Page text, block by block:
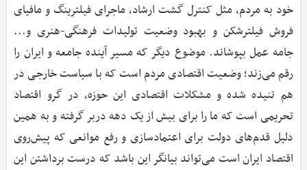
خود به مردم، مثل کنترل گشت ارشاد، ماجرای فیلترینگ و مافیای
فروش فیلترشکن و بهبود وضعیت تولیدات فرهنگی-هنری و...
جامه عمل بپوشاند. موضوع دیگر که مسیر آینده جامعه و ایران را
رقم می‌زند؛ وضعیت اقتصادی مردم است که با سیاست خارجی در
هم تنیده شده و مشکلات اقتصادی این حوزه، در گرو اقتصاد
تحریمی است که ما را برای بیش از یک دهه دربر گرفته و به همین
دلیل قدم‌های دولت برای اعتمادسازی و رفع موانعی که پیش‌روی
اقتصاد ایران است می‌تواند بیانگر این باشد که درست برداشتن این